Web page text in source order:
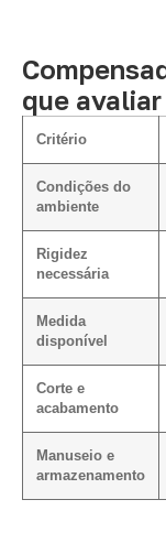
que
Critério
Condições do
ambiente
Rigidez
necessária
Medida
disponível
Corte e
acabamento
Manuseio e
armazenamento